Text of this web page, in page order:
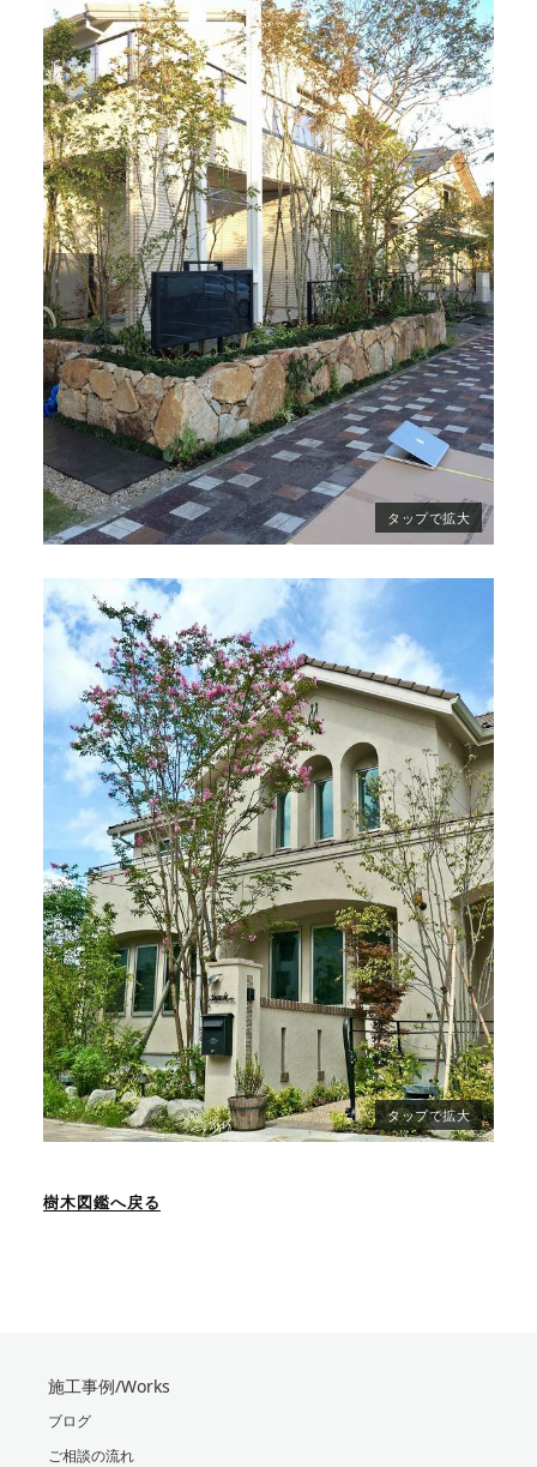
樹木図鑑へ戻る
施工事例/Works
ブログ
ご相談の流れ